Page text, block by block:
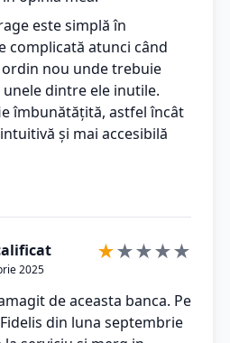
este simplă în
complicată atunci când
nou unde trebuie
dintre ele inutile.
îmbunătățită, astfel încât
și mai accesibilă
2025
★★★★★
de aceasta banca. Pe
din luna septembrie